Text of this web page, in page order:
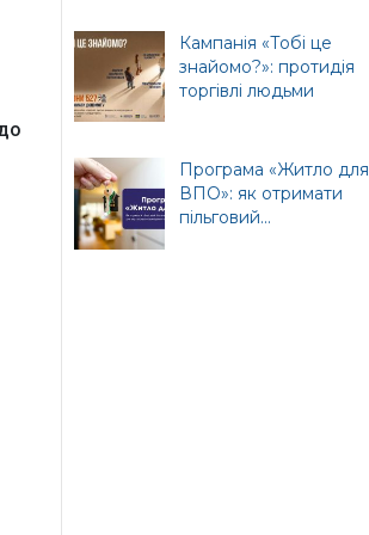
Кампанія «Тобі це
знайомо?»: протидія
торгівлі людьми
Програма «Житло для
ВПО»: як отримати
пільговий...